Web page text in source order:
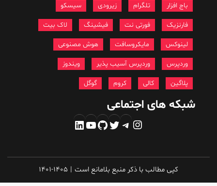
باج افزار تلگرام زیرودی سیسکو
فارنزیک فورتی نت فیشینگ لاک بیت
لینوکس مایکروسافت هوش مصنوعی
وردپرس وردپرس آسیب پذیر ویندوز
پلاگین
شبکه های اجتماعی
اینستاگرم
تلگرام
توییتر
گیت‌هاب
یوتیوب
لینکداین
کپی مطالب با ذکر منبع بلامانع است |
1401-1405